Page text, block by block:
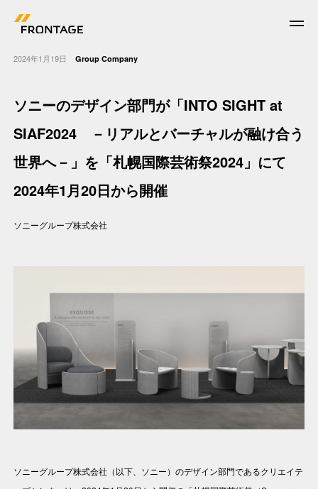
News
Work
What we do
Corporate Facts
Awards
Features
2024年1月19日 Group Company
ソニーのデザイン部門が「INTO SIGHT at
SIAF2024 －リアルとバーチャルが融け合う
世界へ－」を「札幌国際芸術祭2024」にて
2024年1月20日から開催
ソニーグループ株式会社
ソニーグループ株式会社（以下、ソニー）のデザイン部門であるクリエイテ